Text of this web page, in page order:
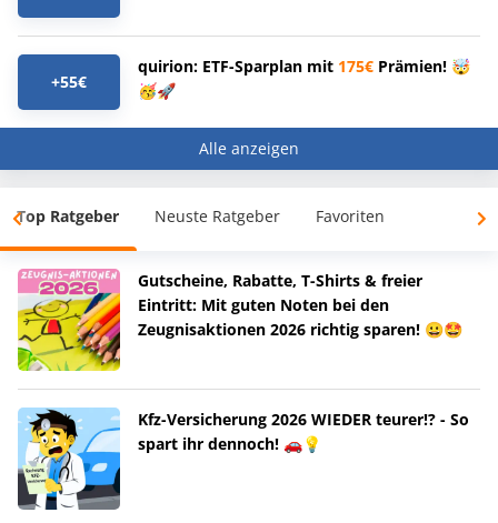
+55€
quirion: ETF-Sparplan mit 175€ Prämien! 🤯
🥳🚀
Alle anzeigen
Top Ratgeber Neuste Ratgeber Favoriten
Gutscheine, Rabatte, T-Shirts & freier
Eintritt: Mit guten Noten bei den
Zeugnisaktionen 2026 richtig sparen! 😀🤩
Kfz-Versicherung 2026 WIEDER teurer!? - So
spart ihr dennoch! 🚗💡